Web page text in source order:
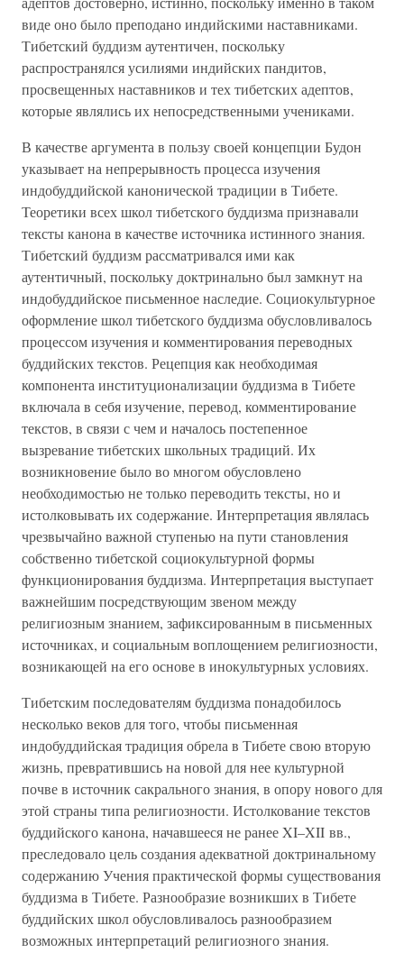
виде оно было преподано индийскими наставниками.
Тибетский буддизм аутентичен, поскольку
распространялся усилиями индийских пандитов,
просвещенных наставников и тех тибетских адептов,
которые являлись их непосредственными учениками.
В качестве аргумента в пользу своей концепции Будон
указывает на непрерывность процесса изучения
индобуддийской канонической традиции в Тибете.
Теоретики всех школ тибетского буддизма признавали
тексты канона в качестве источника истинного знания.
Тибетский буддизм рассматривался ими как
аутентичный, поскольку доктринально был замкнут на
индобуддийское письменное наследие. Социокультурное
оформление школ тибетского буддизма обусловливалось
процессом изучения и комментирования переводных
буддийских текстов. Рецепция как необходимая
компонента институционализации буддизма в Тибете
включала в себя изучение, перевод, комментирование
текстов, в связи с чем и началось постепенное
вызревание тибетских школьных традиций. Их
возникновение было во многом обусловлено
необходимостью не только переводить тексты, но и
истолковывать их содержание. Интерпретация являлась
чрезвычайно важной ступенью на пути становления
собственно тибетской социокультурной формы
функционирования буддизма. Интерпретация выступает
важнейшим посредствующим звеном между
религиозным знанием, зафиксированным в письменных
источниках, и социальным воплощением религиозности,
возникающей на его основе в инокультурных условиях.
Тибетским последователям буддизма понадобилось
несколько веков для того, чтобы письменная
индобуддийская традиция обрела в Тибете свою вторую
жизнь, превратившись на новой для нее культурной
почве в источник сакрального знания, в опору нового для
этой страны типа религиозности. Истолкование текстов
буддийского канона, начавшееся не ранее XI–XII вв.,
преследовало цель создания адекватной доктринальному
содержанию Учения практической формы существования
буддизма в Тибете. Разнообразие возникших в Тибете
буддийских школ обусловливалось разнообразием
возможных интерпретаций религиозного знания.